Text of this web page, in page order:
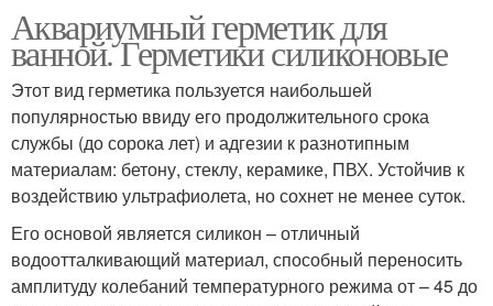
Аквариумный герметик для
ванной. Герметики силиконовые
Этот вид герметика пользуется наибольшей
популярностью ввиду его продолжительного срока
службы (до сорока лет) и адгезии к разнотипным
материалам: бетону, стеклу, керамике, ПВХ. Устойчив к
воздействию ультрафиолета, но сохнет не менее суток.
Его основой является силикон – отличный
водоотталкивающий материал, способный переносить
амплитуду колебаний температурного режима от – 45 до